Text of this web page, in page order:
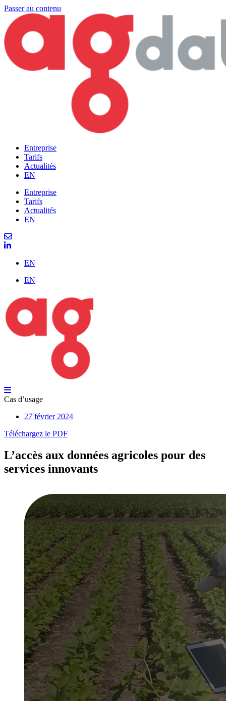
Passer au contenu
Entreprise
Tarifs
Actualités
EN
Entreprise
Tarifs
Actualités
EN
EN
EN
Cas d’usage
27 février 2024
Téléchargez le PDF
L’accès aux données agricoles pour des
services innovants